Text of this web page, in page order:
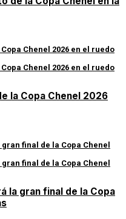
la Copa Chenel 2026
la gran final de la Copa